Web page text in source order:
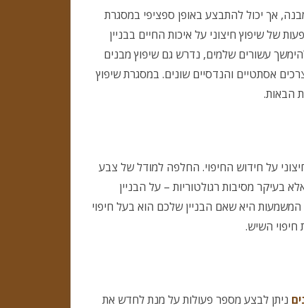
תהליכים מקדימים להקמת גינה,
כיצד להפיק את המרב מהקרקע
שאלות שתרצו לשאול לפני שאתם
אך יכול להתבצע באופן ספציפי במסגרת
של שיפוץ חיצוני על איכות החיים בבניין
עשורים שלמים, נדרש גם שיפוץ מבנים
אסתטיים והנדסיים שונים. במסגרת שיפוץ
הבאות.
על חידוש החיפוי. החלפה למודל של צבע
בעיקר מסיבות רגולטוריות – על הבניין
המשמעות היא שאם הבניין שלכם הוא בעל חיפוי
השיש.
ניתן לבצע מספר פעולות על מנת לחדש את